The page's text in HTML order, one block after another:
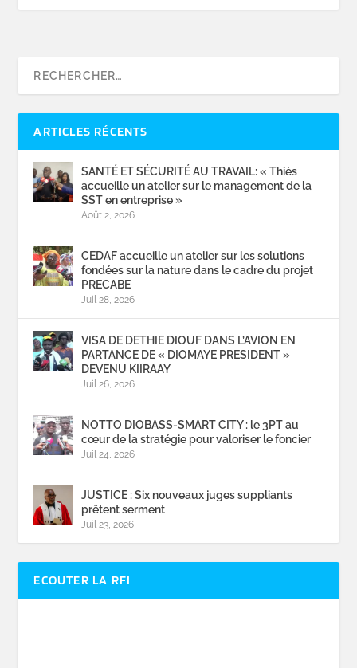
ARTICLES RÉCENTS
SANTÉ ET SÉCURITÉ AU TRAVAIL: « Thiès
accueille un atelier sur le management de la
SST en entreprise »
Août 2, 2026
CEDAF accueille un atelier sur les solutions
fondées sur la nature dans le cadre du projet
PRECABE
Juil 28, 2026
VISA DE DETHIE DIOUF DANS L’AVION EN
PARTANCE DE « DIOMAYE PRESIDENT »
DEVENU KIIRAAY
Juil 26, 2026
NOTTO DIOBASS-SMART CITY : le 3PT au
cœur de la stratégie pour valoriser le foncier
Juil 24, 2026
JUSTICE : Six nouveaux juges suppliants
prêtent serment
Juil 23, 2026
ECOUTER LA RFI